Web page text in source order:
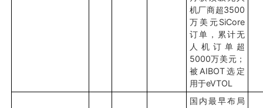
机厂商超3500
万美元SiCore
订单，累计无
人机订单超
5000万美元；
被AIBOT选定
用于eVTOL
国内最早布局